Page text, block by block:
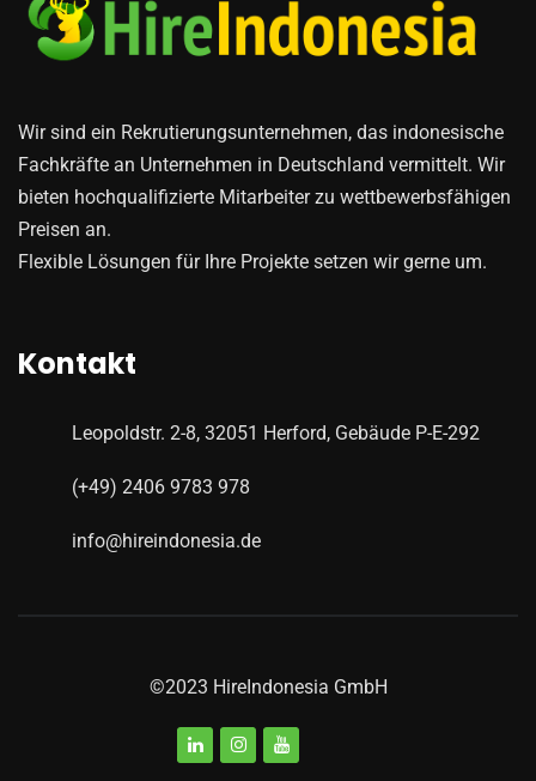
Wir sind ein Rekrutierungsunternehmen, das indonesische
Fachkräfte an Unternehmen in Deutschland vermittelt. Wir
bieten hochqualifizierte Mitarbeiter zu wettbewerbsfähigen
Preisen an.
Flexible Lösungen für Ihre Projekte setzen wir gerne um.
Kontakt
Leopoldstr. 2-8, 32051 Herford, Gebäude P-E-292
(+49) 2406 9783 978
info@hireindonesia.de
©2023 HireIndonesia GmbH